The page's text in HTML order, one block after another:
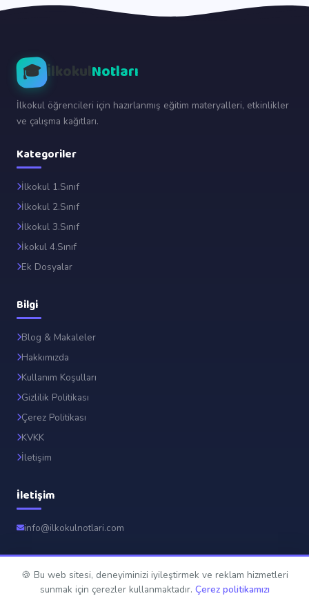
🎓 İlkokulNotları
İlkokul öğrencileri için hazırlanmış eğitim materyalleri, etkinlikler
ve çalışma kağıtları.
Kategoriler
İlkokul 1.Sınıf
İlkokul 2.Sınıf
İlkokul 3.Sınıf
İkokul 4.Sınıf
Ek Dosyalar
Bilgi
Blog & Makaleler
Hakkımızda
Kullanım Koşulları
Gizlilik Politikası
Çerez Politikası
KVKK
İletişim
İletişim
info@ilkokulnotlari.com
© 2026 İlkokul Notları. Tüm hakları saklıdır.
🍪 Bu web sitesi, deneyiminizi iyileştirmek ve reklam hizmetleri
sunmak için çerezler kullanmaktadır. Çerez politikamızı